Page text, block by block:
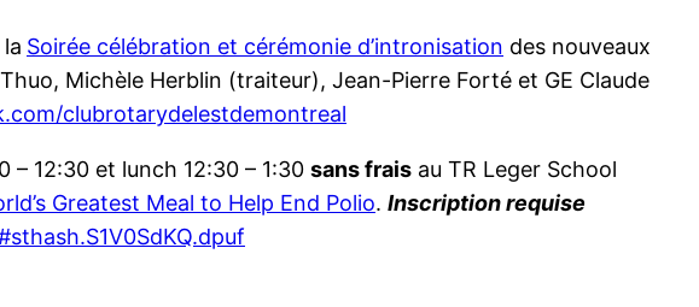
Soirée célébration et cérémonie d’intronisation des nouveaux
Michèle Herblin (traiteur), Jean-Pierre Forté et GE Claude
clubrotarydelestdemontreal
12:30 et lunch 12:30 – 1:30 sans frais au TR Leger School
Greatest Meal to Help End Polio. Inscription requise